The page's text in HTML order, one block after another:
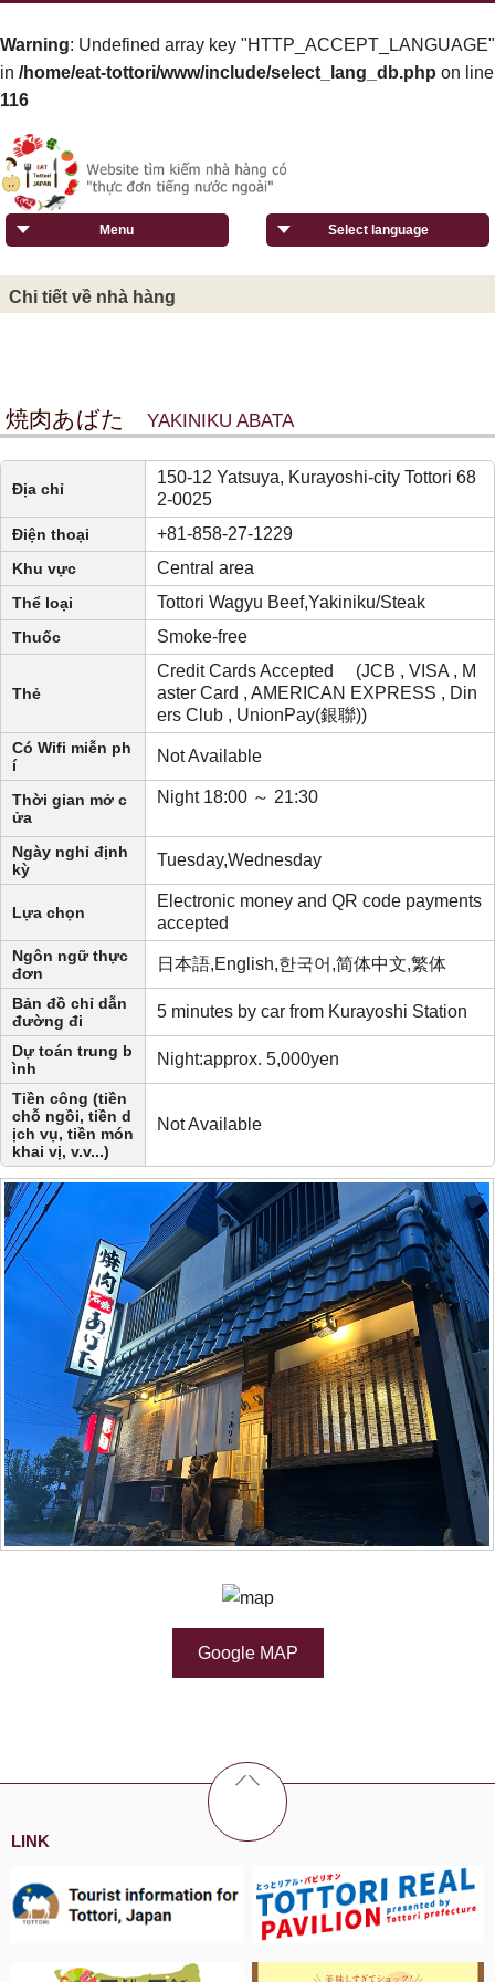
Warning: Undefined array key "HTTP_ACCEPT_LANGUAGE"
in /home/eat-tottori/www/include/select_lang_db.php on line
116
Select language
Menu
Chi tiết về nhà hàng
焼肉あばた YAKINIKU ABATA
Địa chỉ
150-12 Yatsuya, Kurayoshi-city Tottori 68
2-0025
Điện thoại +81-858-27-1229
Khu vực Central area
Thể loại Tottori Wagyu Beef,Yakiniku/Steak
Thuốc Smoke-free
Thẻ
Credit Cards Accepted (JCB , VISA , M
aster Card , AMERICAN EXPRESS , Din
ers Club , UnionPay(銀聯))
Có Wifi miễn ph
í
Not Available
Thời gian mở c
ửa
Night 18:00 ～ 21:30
Ngày nghỉ định
kỳ
Tuesday,Wednesday
Lựa chọn
Electronic money and QR code payments
accepted
Ngôn ngữ thực
đơn
日本語,English,한국어,简体中文,繁体
Bản đồ chỉ dẫn
đường đi
5 minutes by car from Kurayoshi Station
Dự toán trung b
ình
Night:approx. 5,000yen
Tiền công (tiền
chỗ ngồi, tiền d
ịch vụ, tiền món
khai vị, v.v...)
Not Available
Google MAP
LINK